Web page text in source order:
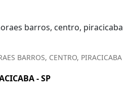
barros, centro, piracicaba
BARROS, CENTRO, PIRACICABA
- SP